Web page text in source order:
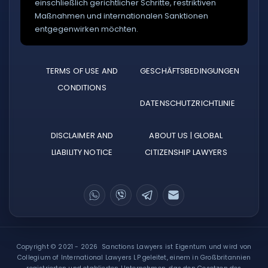
einschließlich gerichtlicher Schritte, restriktiven
Maßnahmen und internationalen Sanktionen
entgegenwirken möchten.
TERMS OF USE AND
CONDITIONS
GESCHÄFTSBEDINGUNGEN
DATENSCHUTZRICHTLINIE
DISCLAIMER AND
LIABILITY NOTICE
ABOUT US | GLOBAL
CITIZENSHIP LAWYERS
Copyright © 2021 - 2026 Sanctions Lawyers ist Eigentum und wird von
Collegium of International Lawyers LP geleitet, einem in Großbritannien